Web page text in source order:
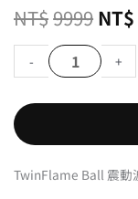
NT$9999 NT$
- +
TwinFlame Ball 震動